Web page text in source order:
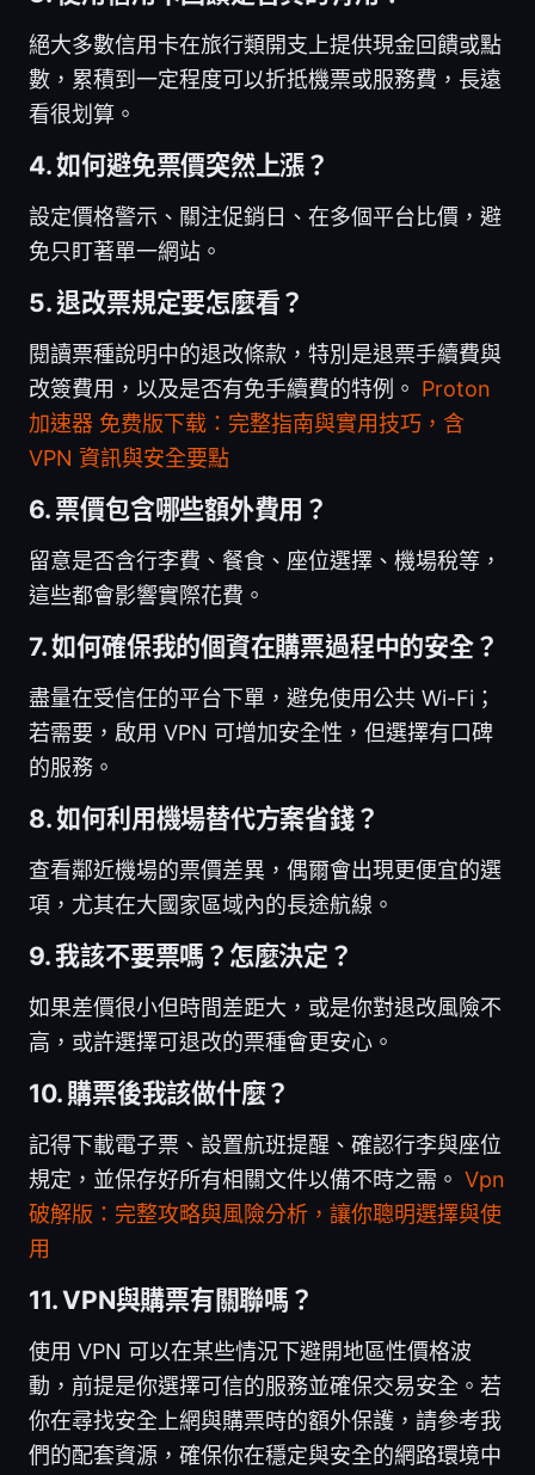
絕大多數信用卡在旅行類開支上提供現金回饋或點
數，累積到一定程度可以折抵機票或服務費，長遠
看很划算。
4. 如何避免票價突然上漲？
設定價格警示、關注促銷日、在多個平台比價，避
免只盯著單一網站。
5. 退改票規定要怎麼看？
閱讀票種說明中的退改條款，特別是退票手續費與
改簽費用，以及是否有免手續費的特例。 Proton
加速器 免费版下载：完整指南與實用技巧，含
VPN 資訊與安全要點
6. 票價包含哪些額外費用？
留意是否含行李費、餐食、座位選擇、機場稅等，
這些都會影響實際花費。
7. 如何確保我的個資在購票過程中的安全？
盡量在受信任的平台下單，避免使用公共 Wi-Fi；
若需要，啟用 VPN 可增加安全性，但選擇有口碑
的服務。
8. 如何利用機場替代方案省錢？
查看鄰近機場的票價差異，偶爾會出現更便宜的選
項，尤其在大國家區域內的長途航線。
9. 我該不要票嗎？怎麼決定？
如果差價很小但時間差距大，或是你對退改風險不
高，或許選擇可退改的票種會更安心。
10. 購票後我該做什麼？
記得下載電子票、設置航班提醒、確認行李與座位
規定，並保存好所有相關文件以備不時之需。 Vpn
破解版：完整攻略與風險分析，讓你聰明選擇與使
用
11. VPN與購票有關聯嗎？
使用 VPN 可以在某些情況下避開地區性價格波
動，前提是你選擇可信的服務並確保交易安全。若
你在尋找安全上網與購票時的額外保護，請參考我
們的配套資源，確保你在穩定與安全的網路環境中